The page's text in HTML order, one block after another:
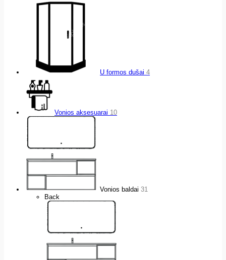
U formos dušai 4
Vonios aksesuarai 10
Vonios baldai 31
Back